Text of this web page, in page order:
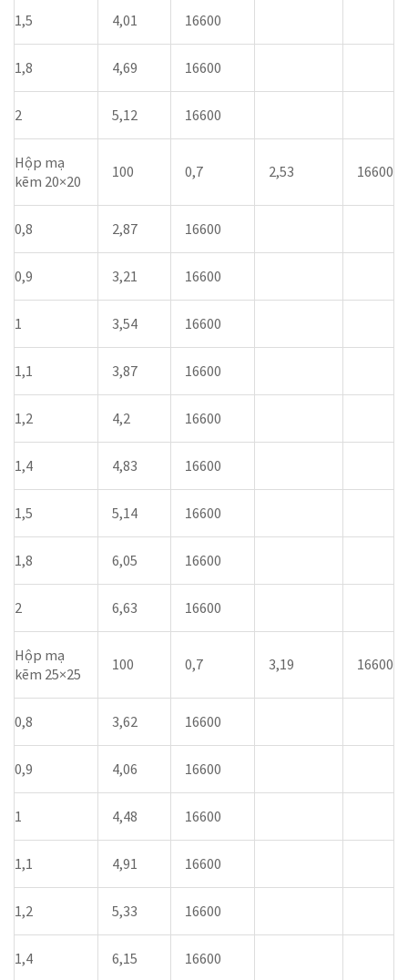
1,5 4,01 16600
1,8 4,69 16600
2 5,12 16600
Hộp mạ
kẽm 20×20
100 0,7 2,53 16600
0,8 2,87 16600
0,9 3,21 16600
1 3,54 16600
1,1 3,87 16600
1,2 4,2 16600
1,4 4,83 16600
1,5 5,14 16600
1,8 6,05 16600
2 6,63 16600
Hộp mạ
kẽm 25×25
100 0,7 3,19 16600
0,8 3,62 16600
0,9 4,06 16600
1 4,48 16600
1,1 4,91 16600
1,2 5,33 16600
1,4 6,15 16600